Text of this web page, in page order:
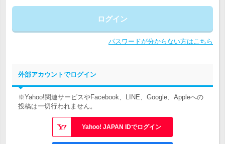
ログイン
パスワードが分からない方はこちら
外部アカウントでログイン
※Yahoo!関連サービスやFacebook、LINE、Google、Appleへの
投稿は一切行われません。
Yahoo! JAPAN IDでログイン